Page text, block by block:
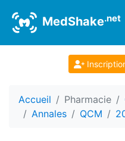
MedShake.net
Accueil Pharmacie
Annales
QCM